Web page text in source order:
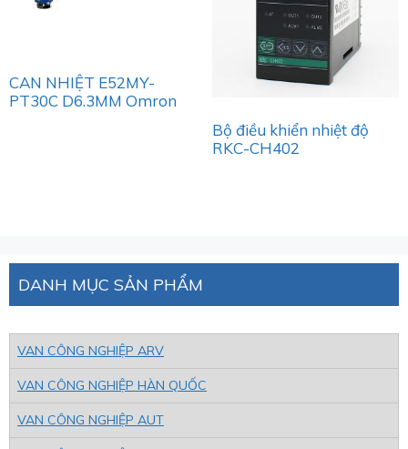
CAN NHIỆT E52MY-
PT30C D6.3MM Omron
Bộ điều khiển nhiệt độ
RKC-CH402
DANH MỤC SẢN PHẨM
VAN CÔNG NGHIỆP ARV
VAN CÔNG NGHIỆP HÀN QUỐC
VAN CÔNG NGHIỆP AUT